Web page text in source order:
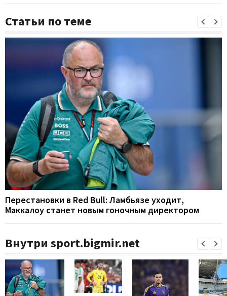
Статьи по теме
Перестановки в Red Bull: Ламбьязе уходит,
Маккалоу станет новым гоночным директором
Внутри sport.bigmir.net